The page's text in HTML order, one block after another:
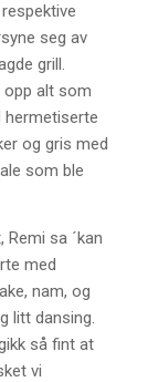
seg av
grill.
opp alt som
hermetiserte
og gris med
som ble
sa ´kan
med
nam, og
litt dansing.
så fint at
vi